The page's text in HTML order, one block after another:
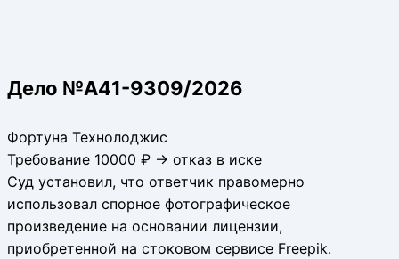
Дело №А41-9309/2026
Фортуна Технолоджис
Требование 10000 ₽ → отказ в иске
Суд установил, что ответчик правомерно
использовал спорное фотографическое
произведение на основании лицензии,
приобретенной на стоковом сервисе Freepik.